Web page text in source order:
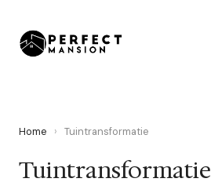
Home › Tuintransformatie
Tuintransformatie